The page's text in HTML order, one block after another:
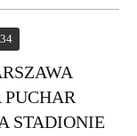
STADIONIE